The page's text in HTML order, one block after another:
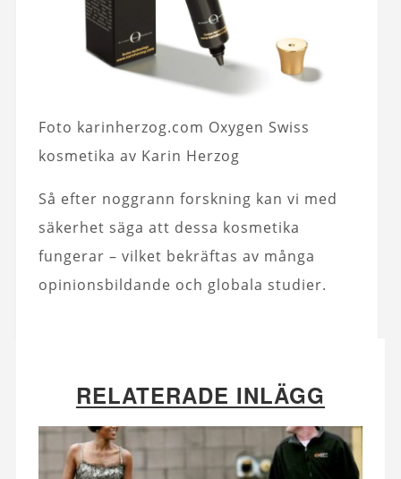
Foto karinherzog.com Oxygen Swiss
kosmetika av Karin Herzog
Så efter noggrann forskning kan vi med
säkerhet säga att dessa kosmetika
fungerar – vilket bekräftas av många
opinionsbildande och globala studier.
RELATERADE INLÄGG